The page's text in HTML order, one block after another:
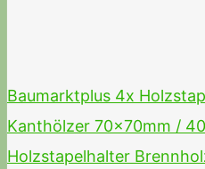
Baumarktplus 4x
Kanthölzer 70x70mm /
Holzstapelhalter